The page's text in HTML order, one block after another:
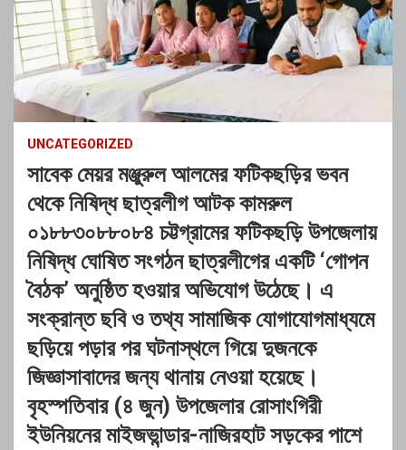
UNCATEGORIZED
সাবেক মেয়র মঞ্জুরুল আলমের ফটিকছড়ির ভবন
থেকে নিষিদ্ধ ছাত্রলীগ আটক কামরুল
০১৮৮৩০৮৮০৮৪ চট্টগ্রামের ফটিকছড়ি উপজেলায়
নিষিদ্ধ ঘোষিত সংগঠন ছাত্রলীগের একটি ‘গোপন
বৈঠক’ অনুষ্ঠিত হওয়ার অভিযোগ উঠেছে। এ
সংক্রান্ত ছবি ও তথ্য সামাজিক যোগাযোগমাধ্যমে
ছড়িয়ে পড়ার পর ঘটনাস্থলে গিয়ে দুজনকে
জিজ্ঞাসাবাদের জন্য থানায় নেওয়া হয়েছে।
বৃহস্পতিবার (৪ জুন) উপজেলার রোসাংগিরী
ইউনিয়নের মাইজভান্ডার-নাজিরহাট সড়কের পাশে